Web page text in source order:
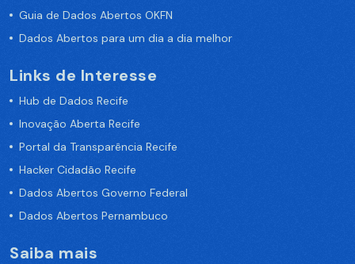
Guia de Dados Abertos OKFN
Dados Abertos para um dia a dia melhor
Links de Interesse
Hub de Dados Recife
Inovação Aberta Recife
Portal da Transparência Recife
Hacker Cidadão Recife
Dados Abertos Governo Federal
Dados Abertos Pernambuco
Saiba mais